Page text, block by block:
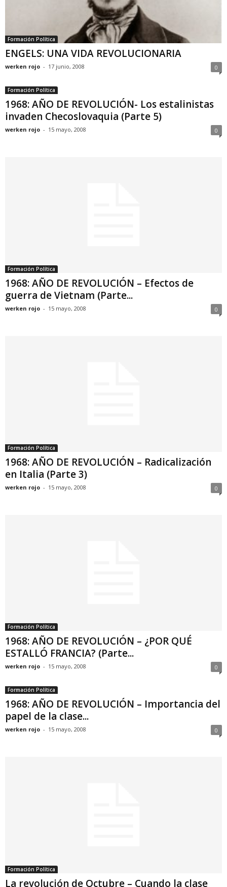
Formación Política
ENGELS: UNA VIDA REVOLUCIONARIA
werken rojo - 17 junio, 2008 0
Formación Política
1968: AÑO DE REVOLUCIÓN- Los estalinistas
invaden Checoslovaquia (Parte 5)
werken rojo - 15 mayo, 2008 0
Formación Política
1968: AÑO DE REVOLUCIÓN – Efectos de
guerra de Vietnam (Parte...
werken rojo - 15 mayo, 2008 0
Formación Política
1968: AÑO DE REVOLUCIÓN – Radicalización
en Italia (Parte 3)
werken rojo - 15 mayo, 2008 0
Formación Política
1968: AÑO DE REVOLUCIÓN – ¿POR QUÉ
ESTALLÓ FRANCIA? (Parte...
werken rojo - 15 mayo, 2008 0
Formación Política
1968: AÑO DE REVOLUCIÓN – Importancia del
papel de la clase...
werken rojo - 15 mayo, 2008 0
Formación Política
La revolución de Octubre – Cuando la clase